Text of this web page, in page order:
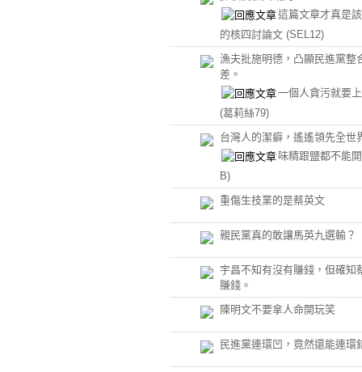
這篇文章才真是
的核四討論文 (SEL12)
漁夫批施明德，凸顯民進黨整
差。
一個人貪污就要
(葛莉絲79)
台灣人的潔癖，遙遙領先全世
味精跟鹽都不能
B)
重傷生技業的是蔡英文
親民黨真的敢讓馬英九選輸？
宇昌不知有沒有賺錢，但確知
賺錢。
陳明文不要拿人命開玩笑
民進黨連環凹，竟然還能連環